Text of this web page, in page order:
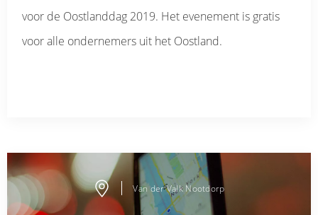
voor de Oostlanddag 2019. Het evenement is gratis
voor alle ondernemers uit het Oostland.
Van der Valk Nootdorp